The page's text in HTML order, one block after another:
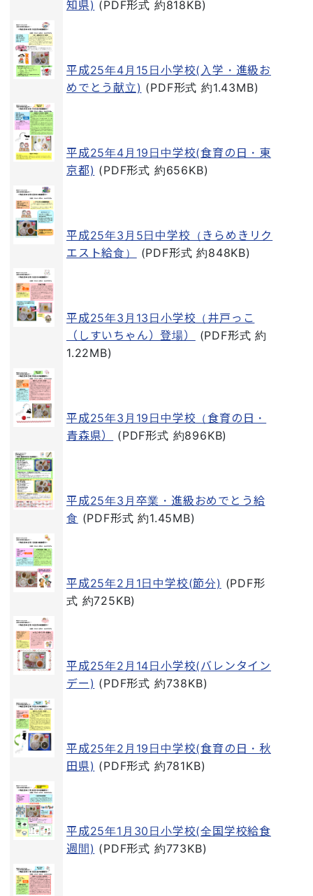
知県) (PDF形式 約818KB)
平成25年4月15日小学校(入学・進級お
めでとう献立) (PDF形式 約1.43MB)
平成25年4月19日中学校(食育の日・東
京都) (PDF形式 約656KB)
平成25年3月5日中学校（きらめきリク
エスト給食）
(PDF形式 約848KB)
平成25年3月13日小学校（井戸っこ
（しすいちゃん）登場）
(PDF形式 約
1.22MB)
平成25年3月19日中学校（食育の日・
青森県）
(PDF形式 約896KB)
平成25年3月卒業・進級おめでとう給
食 (PDF形式 約1.45MB)
平成25年2月1日中学校(節分) (PDF形
式 約725KB)
平成25年2月14日小学校(バレンタイン
デー) (PDF形式 約738KB)
平成25年2月19日中学校(食育の日・秋
田県) (PDF形式 約781KB)
平成25年1月30日小学校(全国学校給食
週間) (PDF形式 約773KB)